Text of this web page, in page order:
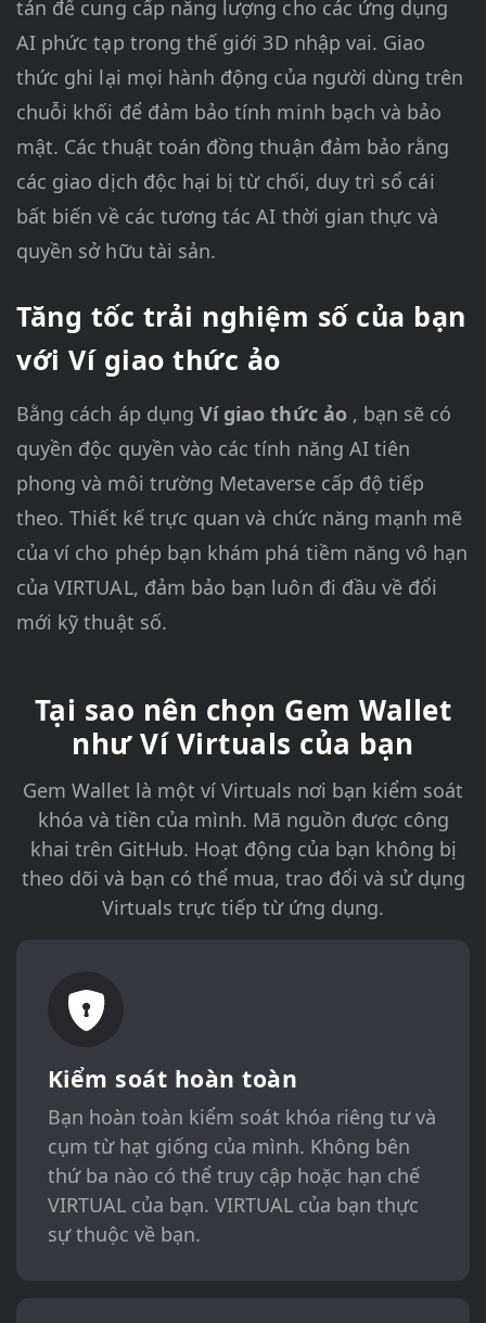
tán để cung cấp năng lượng cho các ứng dụng
AI phức tạp trong thế giới 3D nhập vai. Giao
thức ghi lại mọi hành động của người dùng trên
chuỗi khối để đảm bảo tính minh bạch và bảo
mật. Các thuật toán đồng thuận đảm bảo rằng
các giao dịch độc hại bị từ chối, duy trì sổ cái
bất biến về các tương tác AI thời gian thực và
quyền sở hữu tài sản.
Tăng tốc trải nghiệm số của bạn
với Ví giao thức ảo
Bằng cách áp dụng Ví giao thức ảo , bạn sẽ có
quyền độc quyền vào các tính năng AI tiên
phong và môi trường Metaverse cấp độ tiếp
theo. Thiết kế trực quan và chức năng mạnh mẽ
của ví cho phép bạn khám phá tiềm năng vô hạn
của VIRTUAL, đảm bảo bạn luôn đi đầu về đổi
mới kỹ thuật số.
Tại sao nên chọn Gem Wallet
như Ví Virtuals của bạn
Gem Wallet là một ví Virtuals nơi bạn kiểm soát
khóa và tiền của mình. Mã nguồn được công
khai trên GitHub. Hoạt động của bạn không bị
theo dõi và bạn có thể mua, trao đổi và sử dụng
Virtuals trực tiếp từ ứng dụng.
Kiểm soát hoàn toàn
Bạn hoàn toàn kiểm soát khóa riêng tư và
cụm từ hạt giống của mình. Không bên
thứ ba nào có thể truy cập hoặc hạn chế
VIRTUAL của bạn. VIRTUAL của bạn thực
sự thuộc về bạn.